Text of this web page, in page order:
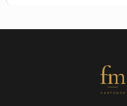
fm
PARFÜMÖK